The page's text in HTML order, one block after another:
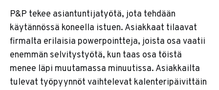
P&P tekee asiantuntijatyötä, jota tehdään
käytännössä koneella istuen. Asiakkaat tilaavat
firmalta erilaisia powerpointteja, joista osa vaatii
enemmän selvitystyötä, kun taas osa töistä
menee läpi muutamassa minuutissa. Asiakkailta
tulevat työpyynnöt vaihtelevat kalenteripäivittäin